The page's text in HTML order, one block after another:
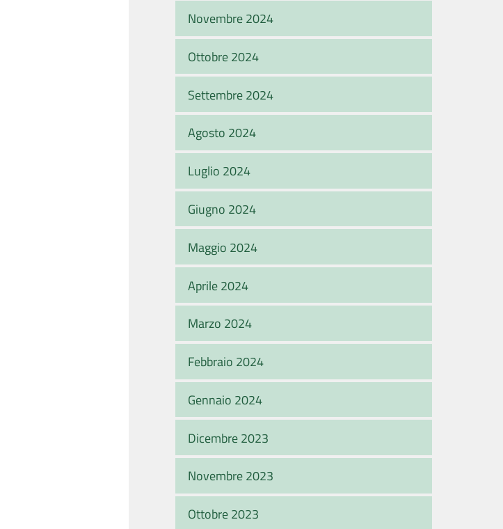
Novembre 2024
Ottobre 2024
Settembre 2024
Agosto 2024
Luglio 2024
Giugno 2024
Maggio 2024
Aprile 2024
Marzo 2024
Febbraio 2024
Gennaio 2024
Dicembre 2023
Novembre 2023
Ottobre 2023